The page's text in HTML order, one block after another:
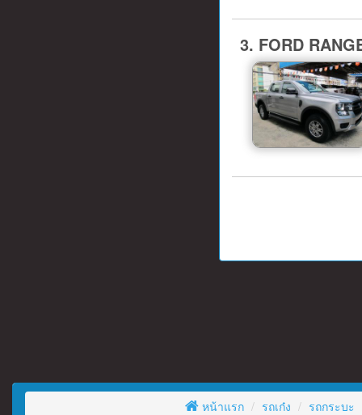
3. FORD
หน้าแรก รถเก๋ง รถกระบะ